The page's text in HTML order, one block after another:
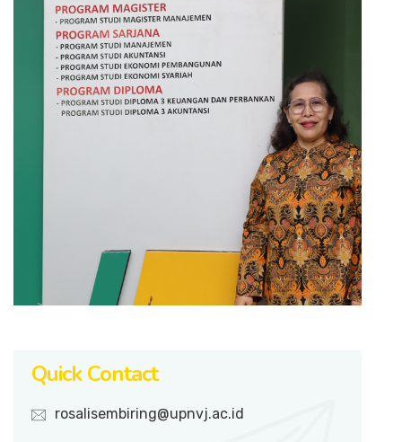
Quick Contact
rosalisembiring@upnvj.ac.id